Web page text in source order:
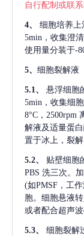
自行配制或联系
4、 细胞培养上
5min，收集澄
使用量分装于-
5、 细胞裂解液
5.1、 悬浮细胞
5min，收集细
8°C，2500rpm
解液及适量蛋
置于冰上，裂
5.2、
贴壁细胞
PBS 洗三次。
(如PMSF，工
胞。细胞悬液
或者配合超声波
5.3、
细胞裂解